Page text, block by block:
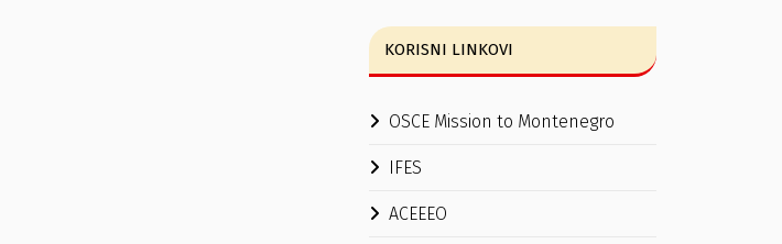
KORISNI LINKOVI
OSCE Mission to Montenegro
IFES
ACEEEO